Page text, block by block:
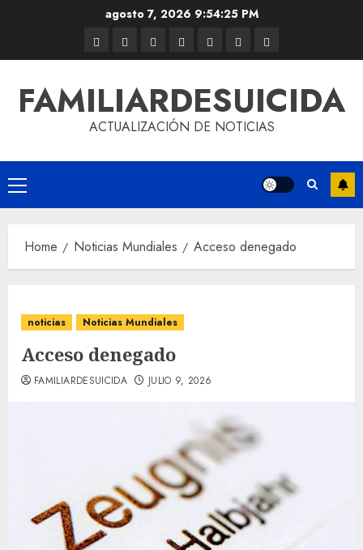
agosto 7, 2026 9:54:26 PM
FAMILIARDESUICIDA
ACTUALIZACIÓN DE NOTICIAS
Home Noticias Mundiales Acceso denegado
noticias Noticias Mundiales
Acceso denegado
FAMILIARDESUICIDA JULIO 9, 2026